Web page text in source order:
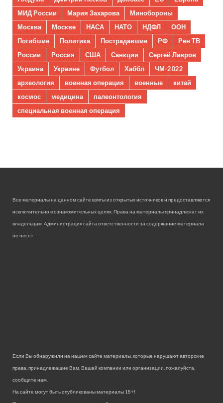
МИД России
Мария Захарова
Минобороны
Москва
Москве НАСА НАТО НДФЛ
ООН
Погибшие
Политика Пострадавшие РФ
Рен ТВ
России
Россия США Санкции
Сергей Лавров
Украина
Украине Футбол Хаббл
ЧМ-2022
археология
военная операция военные
китай
космос
медицина
палеонтология
специальная военная операция
Все материалы на данном сайте взяты из открытых источников и предоставляются
исключительно в ознакомительных целях. Права на материалы принадлежат их
владельцам. Администрация сайта ответственности за содержание материала
не несет.
Если Вы обнаружили на нашем сайте материалы, которые нарушают авторские
права, принадлежащие Вам, Вашей компании или организации, пожалуйста,
сообщите нам.
На сайте могут быть опубликованы материалы 18+!